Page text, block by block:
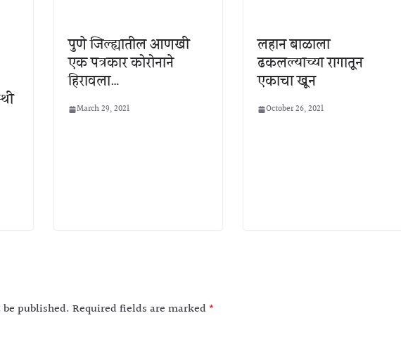
पुणे जिल्ह्यातील आणखी
एक पत्रकार कोरोनाने
हिरावला…
March 29, 2021
लहान बाळाला
ढकलल्याच्या रागातून
एकाचा खून
October 26, 2021
published. Required fields are marked *